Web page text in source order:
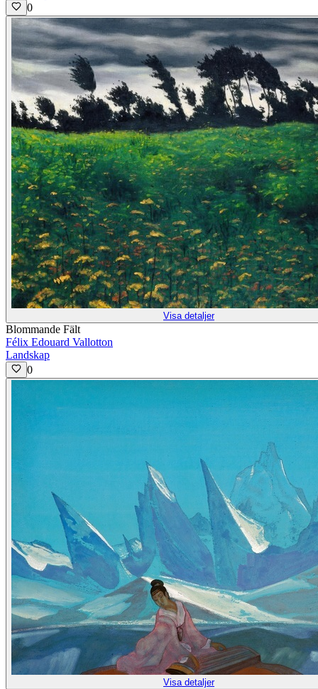
0
Visa detaljer
Blommande Fält
Félix Edouard Vallotton
Landskap
0
Visa detaljer